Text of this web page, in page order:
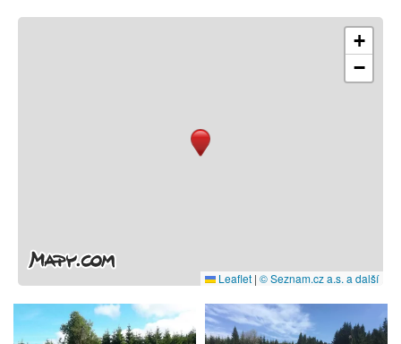
+
−
Leaflet | © Seznam.cz a.s. a další